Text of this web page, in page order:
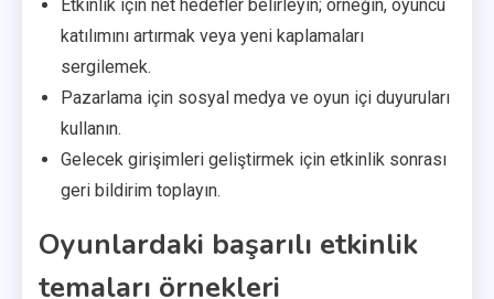
Etkinlik için net hedefler belirleyin; örneğin, oyuncu
katılımını artırmak veya yeni kaplamaları
sergilemek.
Pazarlama için sosyal medya ve oyun içi duyuruları
kullanın.
Gelecek girişimleri geliştirmek için etkinlik sonrası
geri bildirim toplayın.
Oyunlardaki başarılı etkinlik
temaları örnekleri